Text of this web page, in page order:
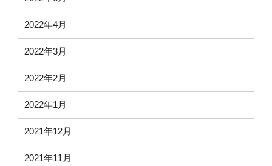
2022年4月
2022年3月
2022年2月
2022年1月
2021年12月
2021年11月